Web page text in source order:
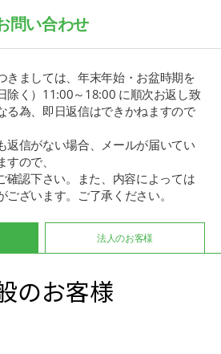
問い合わせ
きましては、年末年始・お盆時期を
除く）11:00～18:00 に順次お返し致
る為、即日返信はできかねますので
返信がない場合、メールが届いてい
ので、
確認下さい。また、内容によっては
ざいます。ご了承ください。
法人のお客様